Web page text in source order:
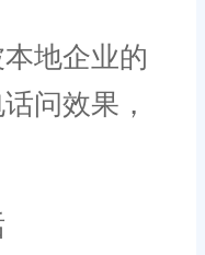
地企业的
问效果，